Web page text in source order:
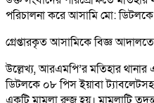
পরিচালনা করে আসামি মো: ডিটলকে
গ্রেপ্তারকৃত আসামিকে বিজ্ঞ
উল্লেখ্য, আরএমপি’র মতিহার
ডিটলকে ০৮ পিস ইয়াবা